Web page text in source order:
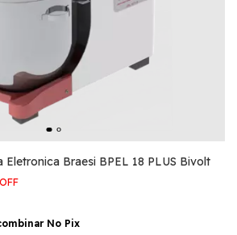
Eletronica Braesi BPEL 18 PLUS Bivolt
OFF
No Pix